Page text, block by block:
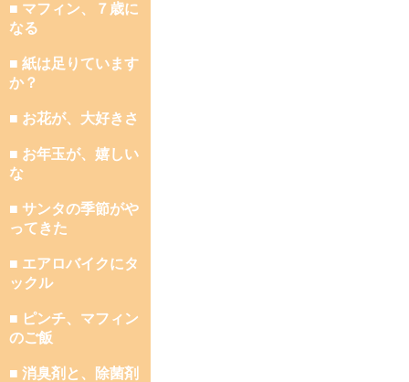
■ マフィン、７歳に
なる
■ 紙は足りています
か？
■ お花が、大好きさ
■ お年玉が、嬉しい
な
■ サンタの季節がや
ってきた
■ エアロバイクにタ
ックル
■ ピンチ、マフィン
のご飯
■ 消臭剤と、除菌剤